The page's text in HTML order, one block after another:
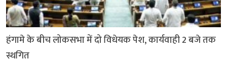
हंगामे के बीच लोकसभा में दो विधेयक पेश, कार्यवाही 2 बजे तक
स्थगित